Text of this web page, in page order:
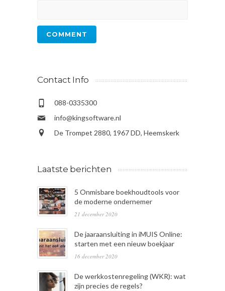
Contact Info
088-0335300
info@kingsoftware.nl
De Trompet 2880, 1967 DD, Heemskerk
Laatste berichten
5 Onmisbare boekhoudtools voor
de moderne ondernemer
21 december 2020
De jaaraansluiting in iMUIS Online:
starten met een nieuw boekjaar
16 december 2020
De werkkostenregeling (WKR): wat
zijn precies de regels?